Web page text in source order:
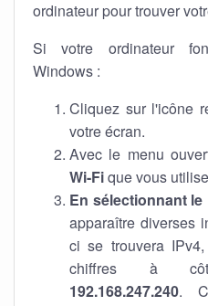
ordinateur pour trouver
Si votre ordinateur
Windows :
Cliquez sur l'icône
votre écran.
Avec le menu
Wi-Fique vous
En sélectionnant le
apparaître diverses
ci se trouvera
chiffres à
192.168.247.240.